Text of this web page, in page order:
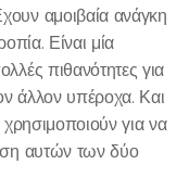
αμοιβαία ανάγκη
Είναι μία
πιθανότητες για
άλλον υπέροχα. Και
για να
αυτών των δύο